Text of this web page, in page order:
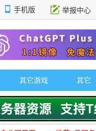
手机版 举报中心
选择
其它游戏 其它